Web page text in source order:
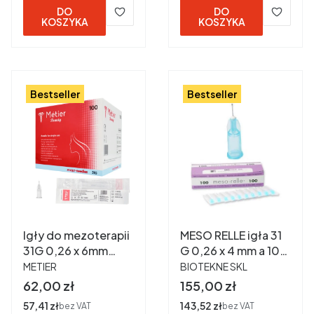
DO
KOSZYKA
DO
KOSZYKA
Bestseller
Igły do mezoterapii
31G 0,26 x 6mm
Métier Medical - 100
szt. / REF: 110032
PRODUCENT
METIER
Cena
62,00 zł
Cena
57,41 złbez VAT
Bestseller
MESO RELLE igła 31
G 0,26 x 4 mm a 100
szt - mezoterapia
PRODUCENT
BIOTEKNE SKL
Cena
155,00 zł
Cena
143,52 złbez VAT